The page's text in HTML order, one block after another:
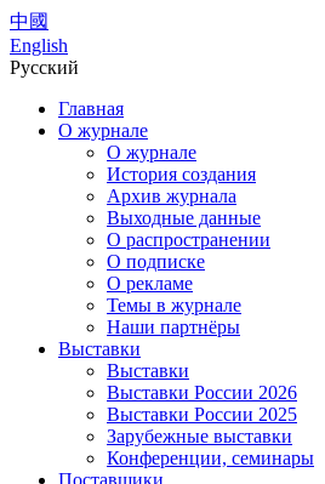
中國
English
Русский
Главная
О журнале
О журнале
История создания
Архив журнала
Выходные данные
О распространении
О подписке
О рекламе
Темы в журнале
Наши партнёры
Выставки
Выставки
Выставки России 2026
Выставки России 2025
Зарубежные выставки
Конференции, семинары
Поставщики